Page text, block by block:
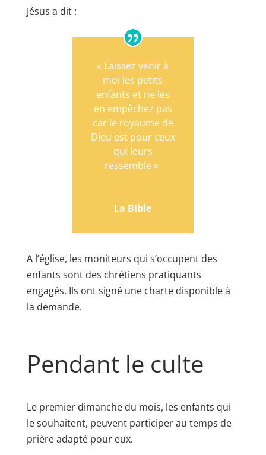
Jésus a dit :
« Laissez venir à
moi les petits
enfants et ne les
en empêchez pas
car le royaume de
Dieu est pour ceux
qui leurs
ressemble »
La Bible
A l’église, les moniteurs qui s’occupent des
enfants sont des chrétiens pratiquants
engagés. Ils ont signé une charte disponible à
la demande.
Pendant le culte
Le premier dimanche du mois, les enfants qui
le souhaitent, peuvent participer au temps de
prière adapté pour eux.